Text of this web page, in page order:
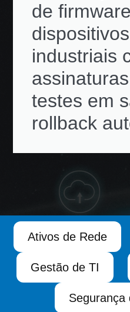
de
industriais
testes em
rollback
Ativos de Rede
Gestão de TI
Segurança